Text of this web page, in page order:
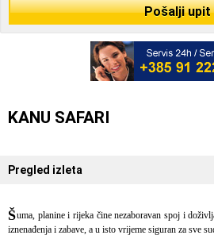
Pošalji upit
KANU SAFARI
Pregled izleta
Šuma, planine i rijeka čine nezaboravan spoj i
iznenađenja i zabave, a u isto vrijeme siguran za sve